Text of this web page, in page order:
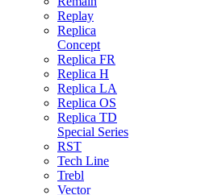
Replay
Replica
Concept
Replica FR
Replica H
Replica LA
Replica OS
Replica TD
Special Series
RST
Tech Line
Trebl
Vector